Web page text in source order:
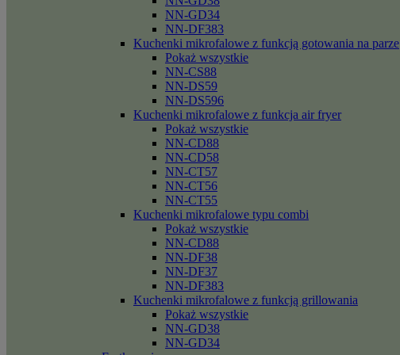
NN-GD34
NN-DF383
Kuchenki mikrofalowe z funkcją gotowania na parze
Pokaż wszystkie
NN-CS88
NN-DS59
NN-DS596
Kuchenki mikrofalowe z funkcja air fryer
Pokaż wszystkie
NN-CD88
NN-CD58
NN-CT57
NN-CT56
NN-CT55
Kuchenki mikrofalowe typu combi
Pokaż wszystkie
NN-CD88
NN-DF38
NN-DF37
NN-DF383
Kuchenki mikrofalowe z funkcją grillowania
Pokaż wszystkie
NN-GD38
NN-GD34